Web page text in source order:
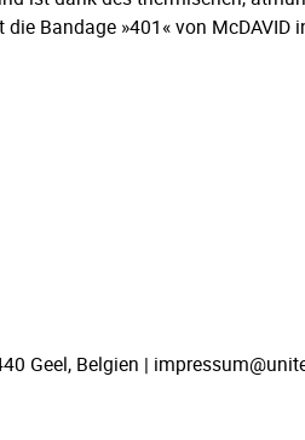
Bandage »401« von McDAVID
Geel, Belgien |